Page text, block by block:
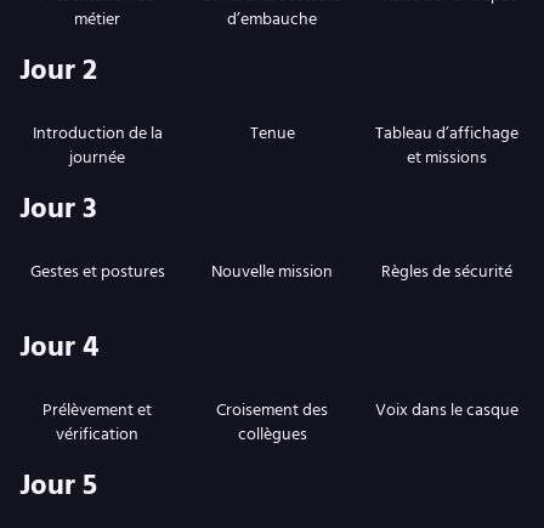
métier
d’embauche
Jour 2
Introduction de la
journée
Tenue
Tableau d’affichage
et missions
Jour 3
Gestes et postures Nouvelle mission Règles de sécurité
Jour 4
Prélèvement et
vérification
Croisement des
collègues
Voix dans le casque
Jour 5